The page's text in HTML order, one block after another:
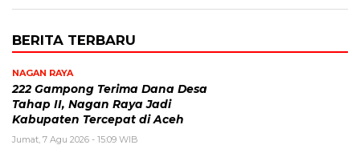
BERITA TERBARU
NAGAN RAYA
222 Gampong Terima Dana Desa
Tahap II, Nagan Raya Jadi
Kabupaten Tercepat di Aceh
Jumat, 7 Agu 2026 - 15:09 WIB